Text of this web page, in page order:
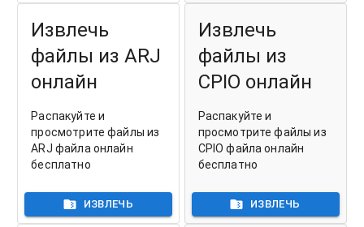
Извлечь
файлы из ARJ
онлайн
Распакуйте и
просмотрите файлы из
ARJ файла онлайн
бесплатно
ИЗВЛЕЧЬ
Извлечь
файлы из
CPIO онлайн
Распакуйте и
просмотрите файлы из
CPIO файла онлайн
бесплатно
ИЗВЛЕЧЬ